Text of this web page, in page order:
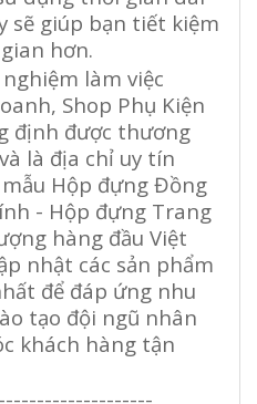
sẽ giúp bạn tiết kiệm
hơn.
làm việc
Shop Phụ Kiện
định được thương
là địa chỉ uy tín
Hộp đựng Đồng
- Hộp đựng Trang
hàng đầu Việt
nhật các sản phẩm
để đáp ứng nhu
tạo đội ngũ nhân
khách hàng tận